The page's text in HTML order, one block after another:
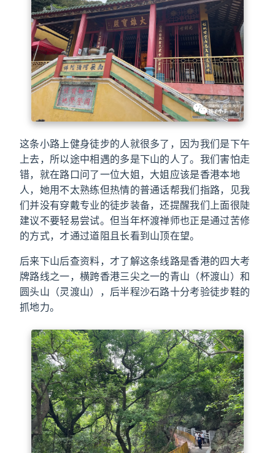
这条小路上健身徒步的人就很多了，因为我们是下午
上去，所以途中相遇的多是下山的人了。我们害怕走
错，就在路口问了一位大姐，大姐应该是香港本地
人，她用不太熟练但热情的普通话帮我们指路，见我
们并没有穿戴专业的徒步装备，还提醒我们上面很陡
建议不要轻易尝试。但当年杯渡禅师也正是通过苦修
的方式，才通过道阻且长看到山顶在望。
后来下山后查资料，才了解这条线路是香港的四大考
牌路线之一，横跨香港三尖之一的青山（杯渡山）和
圆头山（灵渡山），后半程沙石路十分考验徒步鞋的
抓地力。